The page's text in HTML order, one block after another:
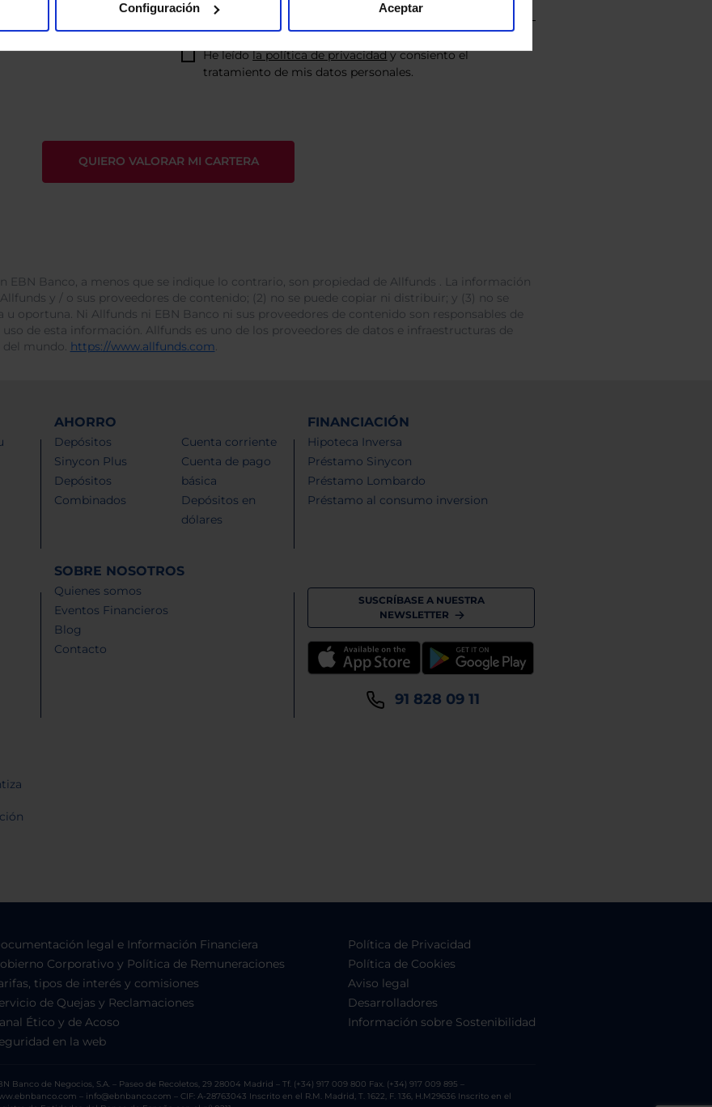
Configuración Aceptar
He leídola política de privacidady consiento el
tratamiento de mis datos personales.
EBN Banco, a menos que se indique lo contrario, son propiedad de Allfunds . La información
y / o sus proveedores de contenido; (2) no se puede copiar ni distribuir; y (3) no se
u oportuna. Ni Allfunds ni EBN Banco ni sus proveedores de contenido son responsables de
de esta información. Allfunds es uno de los proveedores de datos e infraestructuras de
del mundo. https://www.allfunds.com.
AHORRO
Depósitos
Sinycon Plus
Depósitos
Combinados
Cuenta corriente
Cuenta de pago
básica
Depósitos en
dólares
FINANCIACIÓN
Hipoteca Inversa
Préstamo Sinycon
Préstamo Lombardo
Préstamo al consumo inversion
SOBRE NOSOTROS
Quienes somos
Eventos Financieros
Blog
Contacto
SUSCRÍBASE A NUESTRA
NEWSLETTER
91 828 09 11
legal e Información Financiera
Corporativo y Política de Remuneraciones
tipos de interés y comisiones
de Quejas y Reclamaciones
Ético y de Acoso
en la web
Política de Privacidad
Política de Cookies
Aviso legal
Desarrolladores
Información sobre Sostenibilidad
Banco de Negocios, S.A. – Paseo de Recoletos, 29 28004 Madrid – Tf. (+34) 917 009 800 Fax. (+34) 917 009 895 –
– info@ebnbanco.com – CIF: A-28763043 Inscrito en el R.M. Madrid, T. 1622, F. 136, H.M29636 Inscrito en el